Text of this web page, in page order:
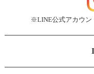
※LINE公式アカウン